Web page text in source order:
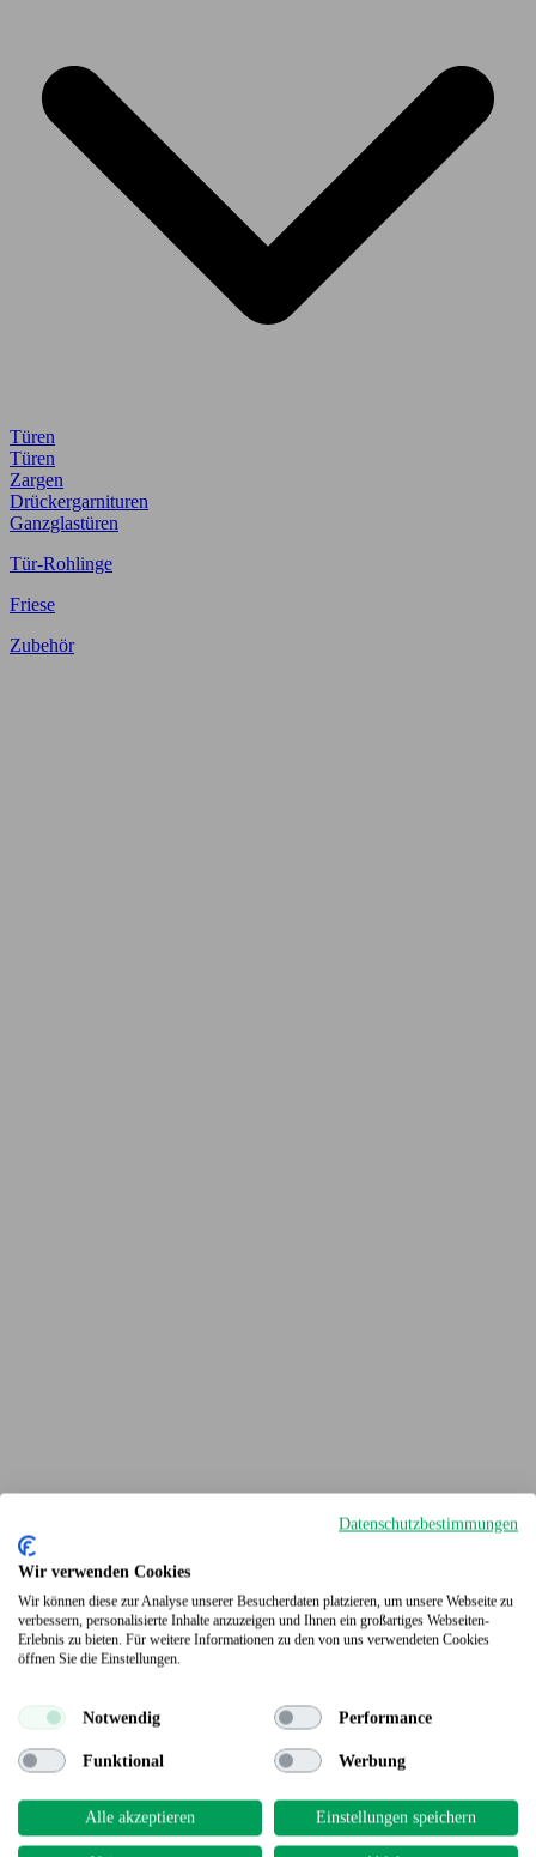
Türen
Türen
Zargen
Drückergarnituren
Ganzglastüren
Tür-Rohlinge
Friese
Zubehör
Terrassendielen
Datenschutzbestimmungen
Wir verwenden Cookies
Wir können diese zur Analyse unserer Besucherdaten platzieren, um unsere Webseite zu
verbessern, personalisierte Inhalte anzuzeigen und Ihnen ein großartiges Webseiten-
Erlebnis zu bieten. Für weitere Informationen zu den von uns verwendeten Cookies
öffnen Sie die Einstellungen.
Notwendig Performance
Funktional Werbung
Alle akzeptieren Einstellungen speichern